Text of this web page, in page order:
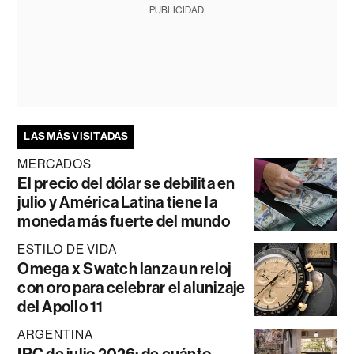
PUBLICIDAD
LAS MÁS VISITADAS
MERCADOS
El precio del dólar se debilita en
julio y América Latina tiene la
moneda más fuerte del mundo
ESTILO DE VIDA
Omega x Swatch lanza un reloj
con oro para celebrar el alunizaje
del Apollo 11
ARGENTINA